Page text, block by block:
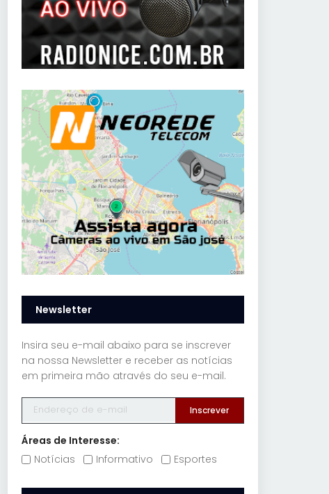
Newsletter
Insira seu e-mail abaixo para se inscrever
na nossa Newsletter e receber as notícias
em primeira mão através do seu e-mail.
Inscrever
Áreas de Interesse:
Notícias
Informativo Esportes